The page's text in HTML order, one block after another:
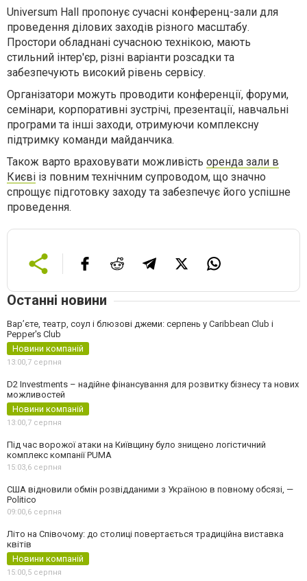
Universum Hall пропонує сучасні конференц-зали для
проведення ділових заходів різного масштабу.
Простори обладнані сучасною технікою, мають
стильний інтер'єр, різні варіанти розсадки та
забезпечують високий рівень сервісу.
Організатори можуть проводити конференції, форуми,
семінари, корпоративні зустрічі, презентації, навчальні
програми та інші заходи, отримуючи комплексну
підтримку команди майданчика.
Також варто враховувати можливість оренда зали в
Києві із повним технічним супроводом, що значно
спрощує підготовку заходу та забезпечує його успішне
проведення.
Останні новини
Вар’єте, театр, соул і блюзові джеми: серпень у Caribbean Club і
Pepper's Club
Новини компаній
13:00,7 серпня
D2 Investments – надійне фінансування для розвитку бізнесу та нових
можливостей
Новини компаній
13:00,7 серпня
Під час ворожої атаки на Київщину було знищено логістичний
комплекс компанії PUMA
15:03,6 серпня
США відновили обмін розвідданими з Україною в повному обсязі, —
Politico
09:00,6 серпня
Літо на Співочому: до столиці повертається традиційна виставка
квітів
Новини компаній
15:00,5 серпня